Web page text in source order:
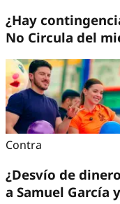
¿Hay
No Circula del
Contra
¿Desvío de
a Samuel García